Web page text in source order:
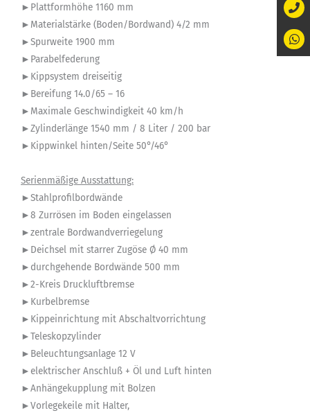
►Plattformhöhe 1160 mm
►Materialstärke (Boden/Bordwand) 4/2 mm
►Spurweite 1900 mm
►Parabelfederung
►Kippsystem dreiseitig
►Bereifung 14.0/65 – 16
►Maximale Geschwindigkeit 40 km/h
►Zylinderlänge 1540 mm / 8 Liter / 200 bar
►Kippwinkel hinten/Seite 50°/46°
Serienmäßige Ausstattung:
►Stahlprofilbordwände
►8 Zurrösen im Boden eingelassen
►zentrale Bordwandverriegelung
►Deichsel mit starrer Zugöse Ø 40 mm
►durchgehende Bordwände 500 mm
►2-Kreis Druckluftbremse
►Kurbelbremse
►Kippeinrichtung mit Abschaltvorrichtung
►Teleskopzylinder
►Beleuchtungsanlage 12 V
►elektrischer Anschluß + Öl und Luft hinten
►Anhängekupplung mit Bolzen
►Vorlegekeile mit Halter,